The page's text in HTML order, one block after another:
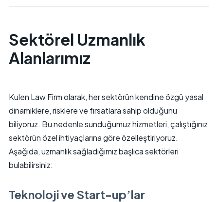
Sektörel Uzmanlık
Alanlarımız
Kulen Law Firm olarak, her sektörün kendine özgü yasal
dinamiklere, risklere ve fırsatlara sahip olduğunu
biliyoruz. Bu nedenle sunduğumuz hizmetleri, çalıştığınız
sektörün özel ihtiyaçlarına göre özelleştiriyoruz.
Aşağıda, uzmanlık sağladığımız başlıca sektörleri
bulabilirsiniz:
Teknoloji ve Start-up’lar